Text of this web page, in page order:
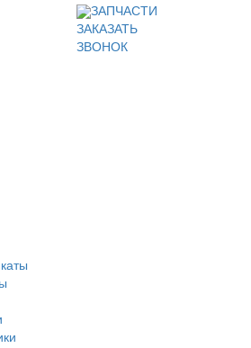
ЗАПЧАСТИ
ЗАКАЗАТЬ
ЗВОНОК